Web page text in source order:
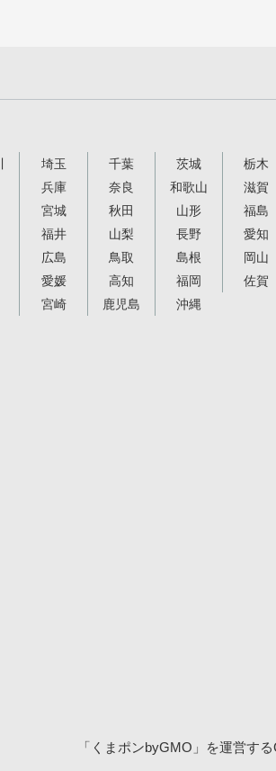
埼玉 千葉 茨城 栃木
兵庫 奈良 和歌山 滋賀
宮城 秋田 山形 福島
福井 山梨 長野 愛知
広島 鳥取 島根 岡山
愛媛 高知 福岡 佐賀
宮崎 鹿児島 沖縄
「くまポンbyGMO」を運営す